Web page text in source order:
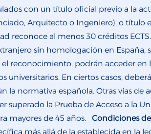
con un título oficial previo a la
Arquitecto o Ingeniero), o título
reconoce al menos 30 créditos
sin homologación en España,
reconocimiento, podrán acceder
universitarios. En ciertos casos,
normativa española. Otras vías de
superado la Prueba de Acceso a la
mayores de 45 años. Condiciones
más allá de la establecida en la